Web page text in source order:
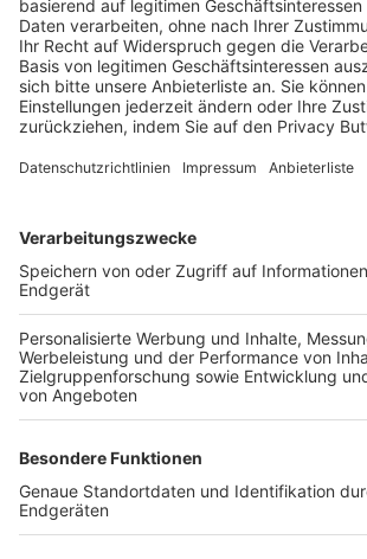
Schulungsangebot Vereinsmitarbeiter
BFV-Geschäftsstellen
Trainerbörse
Login SpielPlus
TOP-VEREINE
TOP-PARTNER